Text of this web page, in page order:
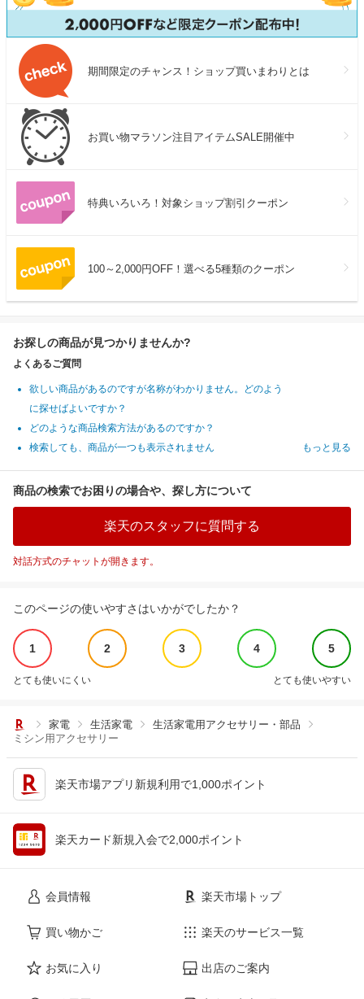
期間限定のチャンス！ショップ買いまわりとは
お買い物マラソン注目アイテムSALE開催中
特典いろいろ！対象ショップ割引クーポン
100～2,000円OFF！選べる5種類のクーポン
お探しの商品が見つかりませんか?
よくあるご質問
欲しい商品があるのですが名称がわかりません。どのよう
に探せばよいですか？
どのような商品検索方法があるのですか？
検索しても、商品が一つも表示されません
もっと見る
商品の検索でお困りの場合や、探し方について
楽天のスタッフに質問する
対話方式のチャットが開きます。
このページの使いやすさはいかがでしたか？
1 2 3 4 5
とても使いにくい とても使いやすい
家電 生活家電
生活家電用アクセサリー・部品
ミシン用アクセサリー
楽天市場アプリ新規利用で1,000ポイント
楽天カード新規入会で2,000ポイント
会員情報
買い物かご
お気に入り
楽天市場トップ
楽天のサービス一覧
出店のご案内